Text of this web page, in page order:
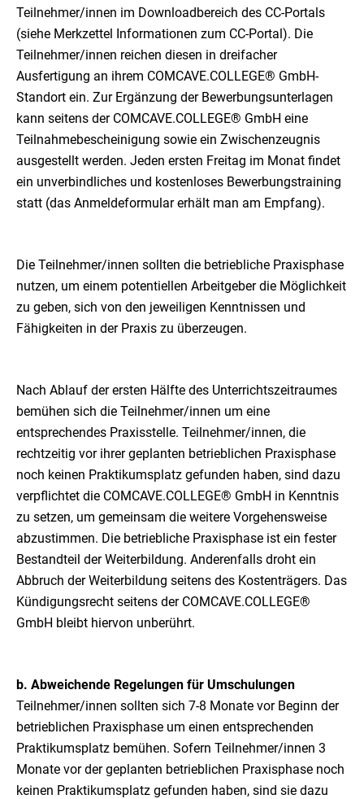
Teilnehmer/innen im Downloadbereich des CC-Portals
(siehe Merkzettel Informationen zum CC-Portal). Die
Teilnehmer/innen reichen diesen in dreifacher
Ausfertigung an ihrem COMCAVE.COLLEGE® GmbH-
Standort ein. Zur Ergänzung der Bewerbungsunterlagen
kann seitens der COMCAVE.COLLEGE® GmbH eine
Teilnahmebescheinigung sowie ein Zwischenzeugnis
ausgestellt werden. Jeden ersten Freitag im Monat findet
ein unverbindliches und kostenloses Bewerbungstraining
statt (das Anmeldeformular erhält man am Empfang).
Die Teilnehmer/innen sollten die betriebliche Praxisphase
nutzen, um einem potentiellen Arbeitgeber die Möglichkeit
zu geben, sich von den jeweiligen Kenntnissen und
Fähigkeiten in der Praxis zu überzeugen.
Nach Ablauf der ersten Hälfte des Unterrichtszeitraumes
bemühen sich die Teilnehmer/innen um eine
entsprechendes Praxisstelle. Teilnehmer/innen, die
rechtzeitig vor ihrer geplanten betrieblichen Praxisphase
noch keinen Praktikumsplatz gefunden haben, sind dazu
verpflichtet die COMCAVE.COLLEGE® GmbH in Kenntnis
zu setzen, um gemeinsam die weitere Vorgehensweise
abzustimmen. Die betriebliche Praxisphase ist ein fester
Bestandteil der Weiterbildung. Anderenfalls droht ein
Abbruch der Weiterbildung seitens des Kostenträgers. Das
Kündigungsrecht seitens der COMCAVE.COLLEGE®
GmbH bleibt hiervon unberührt.
b. Abweichende Regelungen für Umschulungen
Teilnehmer/innen sollten sich 7-8 Monate vor Beginn der
betrieblichen Praxisphase um einen entsprechenden
Praktikumsplatz bemühen. Sofern Teilnehmer/innen 3
Monate vor der geplanten betrieblichen Praxisphase noch
keinen Praktikumsplatz gefunden haben, sind sie dazu